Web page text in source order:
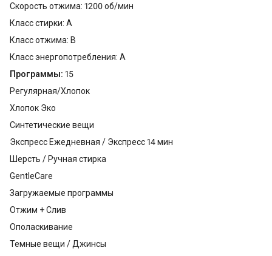
Скорость отжима: 1200 об/мин
Класс стирки: A
Класс отжима: B
Класс энергопотребления: A
Программы: 15
Регулярная/Хлопок
Хлопок Эко
Синтетические вещи
Экспресс Ежедневная / Экспресс 14 мин
Шерсть / Ручная стирка
GentleCare
Загружаемые программы
Отжим + Слив
Ополаскивание
Темные вещи / Джинсы